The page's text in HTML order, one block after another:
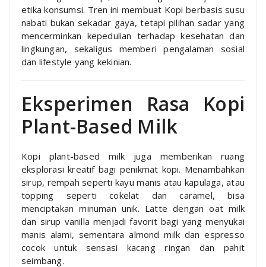
etika konsumsi. Tren ini membuat Kopi berbasis susu
nabati bukan sekadar gaya, tetapi pilihan sadar yang
mencerminkan kepedulian terhadap kesehatan dan
lingkungan, sekaligus memberi pengalaman sosial
dan lifestyle yang kekinian.
Eksperimen Rasa Kopi
Plant-Based Milk
Kopi plant-based milk juga memberikan ruang
eksplorasi kreatif bagi penikmat kopi. Menambahkan
sirup, rempah seperti kayu manis atau kapulaga, atau
topping seperti cokelat dan caramel, bisa
menciptakan minuman unik. Latte dengan oat milk
dan sirup vanilla menjadi favorit bagi yang menyukai
manis alami, sementara almond milk dan espresso
cocok untuk sensasi kacang ringan dan pahit
seimbang.